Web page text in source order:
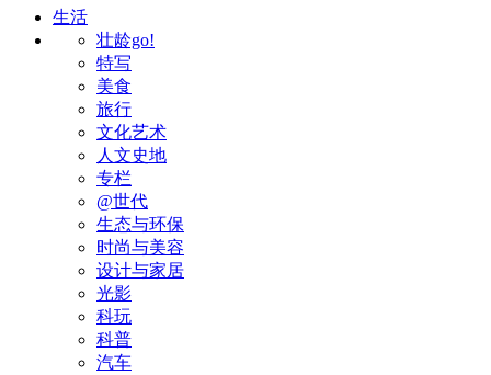
生活
壮龄go!
特写
美食
旅行
文化艺术
人文史地
专栏
@世代
生态与环保
时尚与美容
设计与家居
光影
科玩
科普
汽车